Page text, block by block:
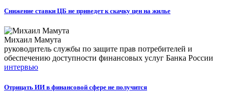
Снижение ставки ЦБ не приведет к скачку цен на жилье
Михаил Мамута
руководитель службы по защите прав потребителей и
обеспечению доступности финансовых услуг Банка России
интервью
Отрицать ИИ в финансовой сфере не получится